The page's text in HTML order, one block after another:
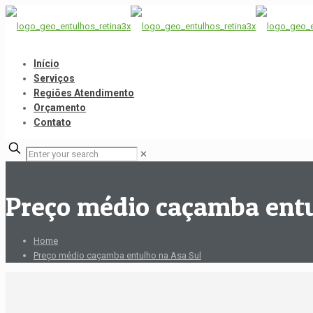
Início
Serviços
Regiões Atendimento
Orçamento
Contato
✕
Preço médio caçamba
Home
Preço médio caçamba entulho na Asa Sul